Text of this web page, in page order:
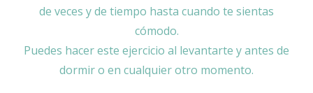
de veces y de tiempo hasta cuando te sientas
cómodo.
Puedes hacer este ejercicio al levantarte y antes de
dormir o en cualquier otro momento.